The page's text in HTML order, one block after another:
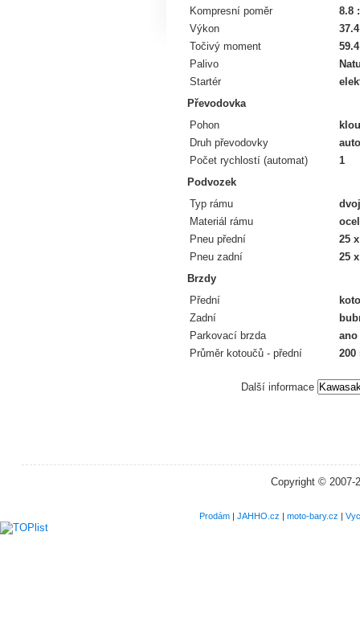
Kompresní poměr
8.8
Výkon
Točivý moment
Palivo
Startér
Převodovka
Pohon
Druh převodovky
Počet rychlostí (automat)
1
Podvozek
Typ rámu
Materiál rámu
ocel
Pneu přední
25
Pneu zadní
25
Brzdy
Přední
Zadní
Parkovací brzda
ano
Průměr kotoučů - přední
200
Další informace
Copyright © 2007-
Prodám| JAHHO.cz | moto-bary.cz |